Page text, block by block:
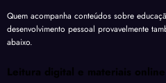
Quem acompanha conteúdos sobre
desenvolvimento pessoal provavelmente
abaixo.
Leitura digital e materiais online